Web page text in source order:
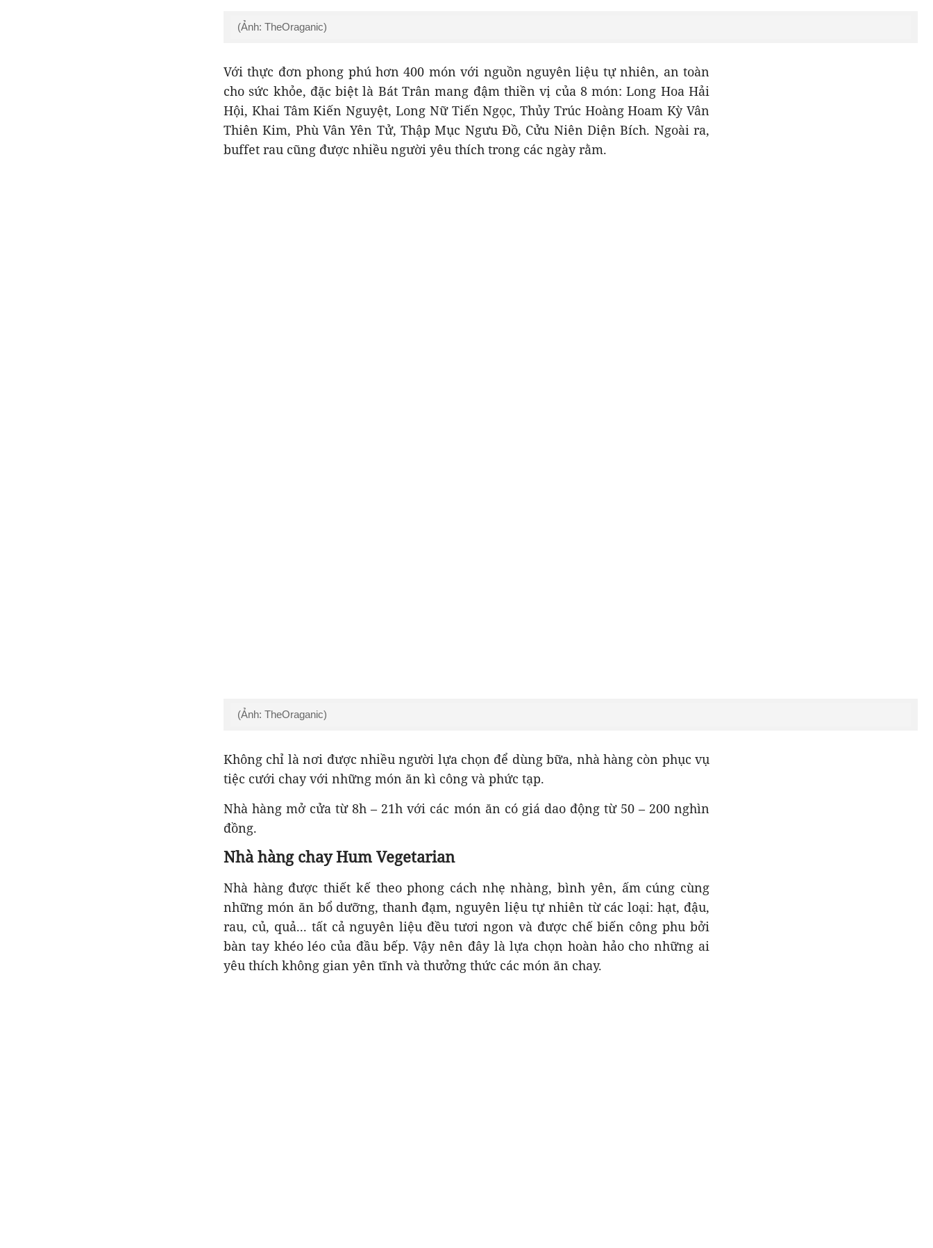
(Ảnh: TheOraganic)
Với thực đơn phong phú hơn 400 món với nguồn nguyên liệu tự nhiên, an toàn
cho sức khỏe, đặc biệt là Bát Trân mang đậm thiền vị của 8 món: Long Hoa Hải
Hội, Khai Tâm Kiến Nguyệt, Long Nữ Tiến Ngọc, Thủy Trúc Hoàng Hoam Kỳ Vân
Thiên Kim, Phù Vân Yên Tử, Thập Mục Ngưu Đồ, Cửu Niên Diện Bích. Ngoài ra,
buffet rau cũng được nhiều người yêu thích trong các ngày rằm.
(Ảnh: TheOraganic)
Không chỉ là nơi được nhiều người lựa chọn để dùng bữa, nhà hàng còn phục vụ
tiệc cưới chay với những món ăn kì công và phức tạp.
Nhà hàng mở cửa từ 8h – 21h với các món ăn có giá dao động từ 50 – 200 nghìn
đồng.
Nhà hàng chay Hum Vegetarian
Nhà hàng được thiết kế theo phong cách nhẹ nhàng, bình yên, ấm cúng cùng
những món ăn bổ dưỡng, thanh đạm, nguyên liệu tự nhiên từ các loại: hạt, đậu,
rau, củ, quả... tất cả nguyên liệu đều tươi ngon và được chế biến công phu bởi
bàn tay khéo léo của đầu bếp. Vậy nên đây là lựa chọn hoàn hảo cho những ai
yêu thích không gian yên tĩnh và thưởng thức các món ăn chay.